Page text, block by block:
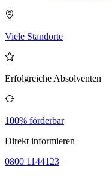
Viele Standorte
Erfolgreiche Absolventen
100% förderbar
Direkt informieren
0800 1144123